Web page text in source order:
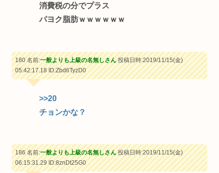
消費税の分でプラス
パヨク脂肪ｗｗｗｗｗｗ
180 名前:一般よりも上級の名無しさん投稿日時:2019/11/15(金)
05:42:17.18ID:Zbd6TyzD0
>>20
チョンかな？
186 名前:一般よりも上級の名無しさん投稿日時:2019/11/15(金)
06:15:31.29ID:8znDt25G0